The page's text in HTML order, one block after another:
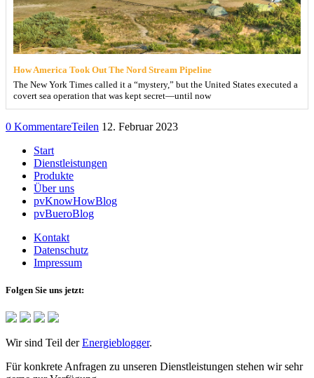
How America Took Out The Nord Stream Pipeline
The New York Times called it a “mystery,” but the United States executed a
covert sea operation that was kept secret—until now
0 KommentareTeilen 12. Februar 2023
Start
Dienstleistungen
Produkte
Über uns
pvKnowHowBlog
pvBueroBlog
Kontakt
Datenschutz
Impressum
Folgen Sie uns jetzt:
Wir sind Teil derEnergieblogger.
Für konkrete Anfragen zu unseren Dienstleistungen stehen wir sehr